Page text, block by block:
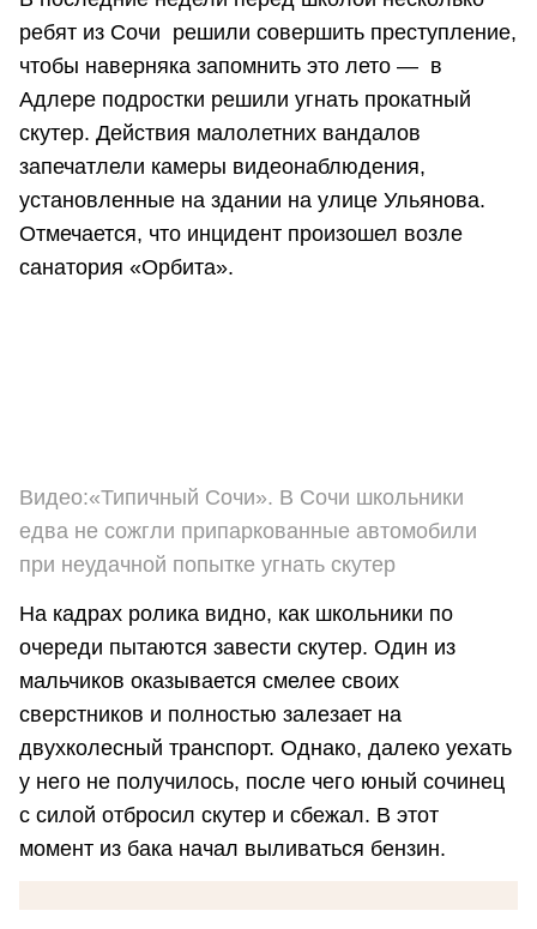
ребят из Сочи решили совершить преступление,
чтобы наверняка запомнить это лето — в
Адлере подростки решили угнать прокатный
скутер. Действия малолетних вандалов
запечатлели камеры видеонаблюдения,
установленные на здании на улице Ульянова.
Отмечается, что инцидент произошел возле
санатория «Орбита».
Видео:«Типичный Сочи». В Сочи школьники
едва не сожгли припаркованные автомобили
при неудачной попытке угнать скутер
На кадрах ролика видно, как школьники по
очереди пытаются завести скутер. Один из
мальчиков оказывается смелее своих
сверстников и полностью залезает на
двухколесный транспорт. Однако, далеко уехать
у него не получилось, после чего юный сочинец
с силой отбросил скутер и сбежал. В этот
момент из бака начал выливаться бензин.